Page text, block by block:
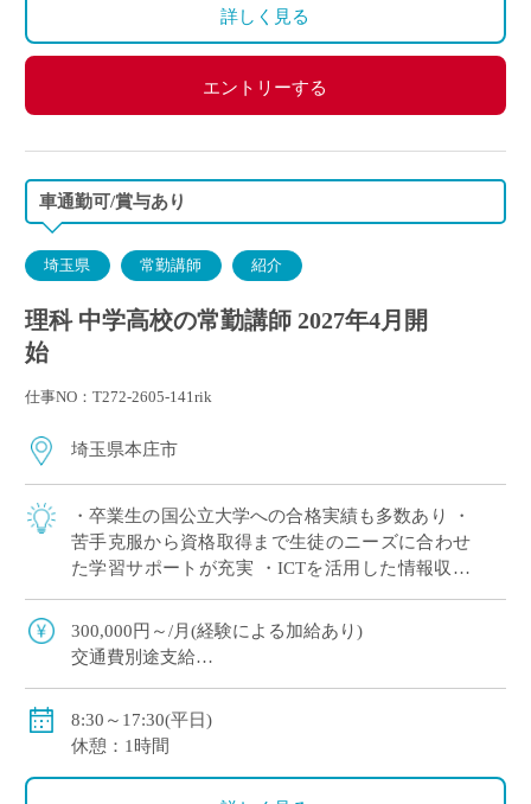
詳しく見る
エントリーする
車通勤可/賞与あり
埼玉県 常勤講師 紹介
理科 中学高校の常勤講師 2027年4月開
始
仕事NO：T272-2605-141rik
埼玉県本庄市
・卒業生の国公立大学への合格実績も多数あり ・
苦手克服から資格取得まで生徒のニーズに合わせ
た学習サポートが充実 ・ICTを活用した情報収集
300,000円～/月(経験による加給あり)
交通費別途支給
社会保険、労働保険、雇用保険
8:30～17:30(平日)
休憩：1時間